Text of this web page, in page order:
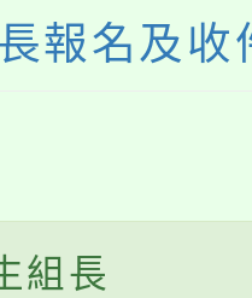
報名及收
組長